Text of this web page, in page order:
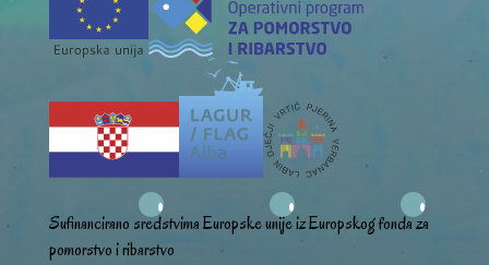
Sufinancirano sredstvima Europske unije iz Europskog fonda za
pomorstvo i ribarstvo